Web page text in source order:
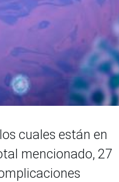
cuales están en
mencionado, 27